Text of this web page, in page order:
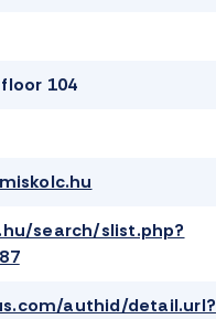
104
search/slist.php?
authid/detail.url?